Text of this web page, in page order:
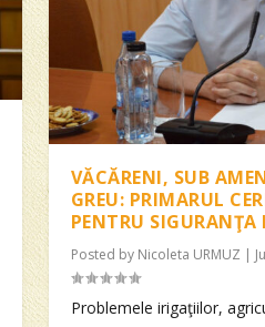
VĂCĂRENI, SUB
GREU: PRIMARUL
PENTRU
Posted by Nicoleta URMUZ |
Problemele irigaţiilor,